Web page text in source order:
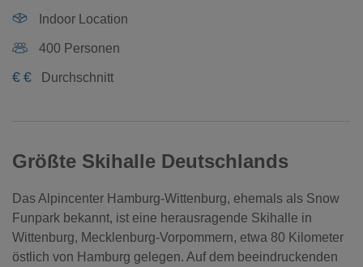
Indoor Location
400 Personen
€ € Durchschnitt
Größte Skihalle Deutschlands
Das Alpincenter Hamburg-Wittenburg, ehemals als Snow
Funpark bekannt, ist eine herausragende Skihalle in
Wittenburg, Mecklenburg-Vorpommern, etwa 80 Kilometer
östlich von Hamburg gelegen. Auf dem beeindruckenden